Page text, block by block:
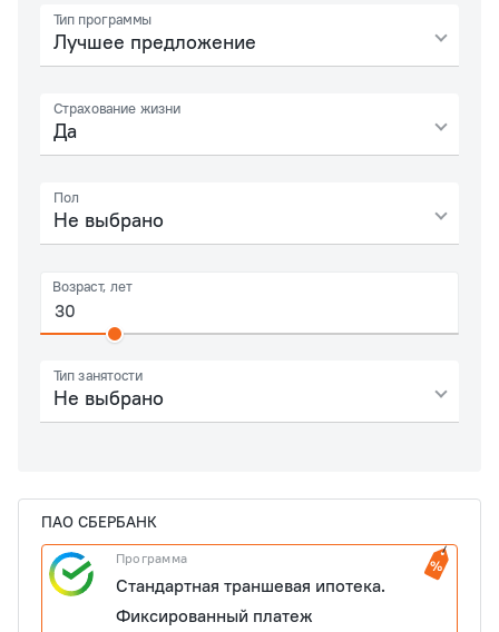
Тип программы
Лучшее предложение
Страхование жизни
Да
Пол
Не выбрано
Возраст, лет
Тип занятости
Не выбрано
ПАО СБЕРБАНК
Программа
Стандартная траншевая ипотека.
Фиксированный платеж